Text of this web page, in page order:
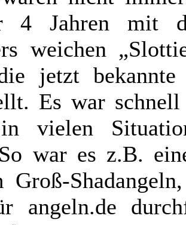
4 Jahren mit
weichen
jetzt
Es war
vielen
war es z.B.
Groß-
angeln.de